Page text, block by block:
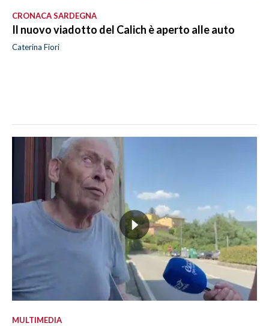
CRONACA SARDEGNA
Il nuovo viadotto del Calich è aperto alle auto
Caterina Fiori
MULTIMEDIA